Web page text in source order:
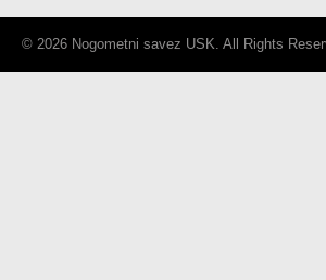
© 2026 Nogometni savez USK. All Rights